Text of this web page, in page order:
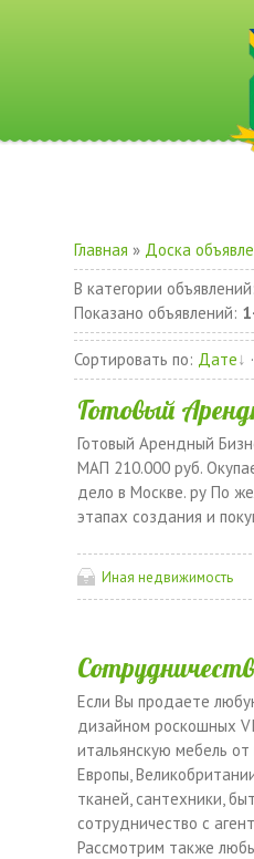
Главная » Доска
В категории объявлений
Показано объявлений:
Сортировать по: Дате
Готовый
Готовый Арендный
МАП 210.000 руб.
дело в Москве. ру По
этапах создания и
Иная недвижимость
Если Вы продаете
дизайном роскошных
итальянскую мебель
Европы,
тканей, сантехники,
сотрудничество с
Рассмотрим также